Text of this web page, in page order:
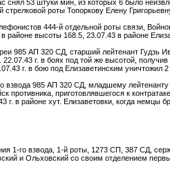
снял 53 штуки мин, из которых 6 было
стрелковой роты Топоркову Елену
444-й отдельной роты связи,
районе высоты 168.5, 23.07.43 в районе
985 АП 320 СД, старший лейтенант Гудзь
г. в боях под той же высотой,
г. в бою под Елизаветинским
взвода 985 АП 320 СД, младшему
противника, приготовлявшегося к
в районе хут. Елизаветовки, когда
1-го взвода, 1-й роты, 1273 СП, 387 СД,
и Ольховский со своим отделением